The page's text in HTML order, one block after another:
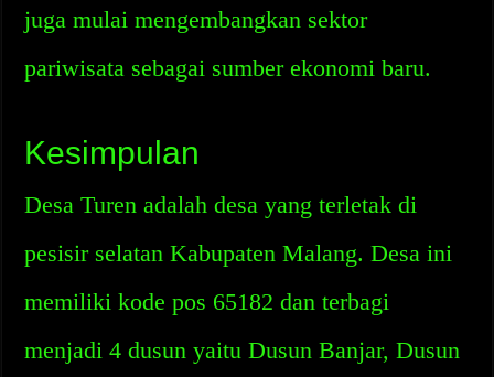
juga mulai mengembangkan sektor
pariwisata sebagai sumber ekonomi baru.
Kesimpulan
Desa Turen adalah desa yang terletak di
pesisir selatan Kabupaten Malang. Desa ini
memiliki kode pos 65182 dan terbagi
menjadi 4 dusun yaitu Dusun Banjar, Dusun